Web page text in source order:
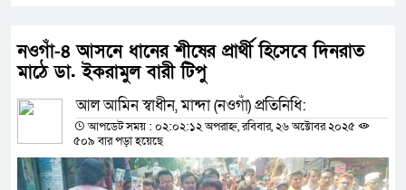
নওগাঁ-৪ আসনে ধানের শীষের প্রার্থী হিসেবে দিনরাত
মাঠে ডা. ইকরামুল বারী টিপু
আল আমিন স্বাধীন, মান্দা (নওগাঁ) প্রতিনিধি:
আপডেট সময় : ০২:০২:১২ অপরাহ্ন, রবিবার, ২৬ অক্টোবর ২০২৫
৫০৯ বার পড়া হয়েছে